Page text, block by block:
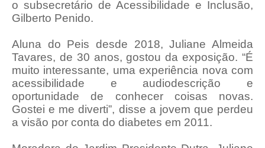
o subsecretário de Acessibilidade e Inclusão,
Gilberto Penido.
Aluna do Peis desde 2018, Juliane Almeida
Tavares, de 30 anos, gostou da exposição. “É
muito interessante, uma experiência nova com
acessibilidade e audiodescrição e
oportunidade de conhecer coisas novas.
Gostei e me diverti”, disse a jovem que perdeu
a visão por conta do diabetes em 2011.